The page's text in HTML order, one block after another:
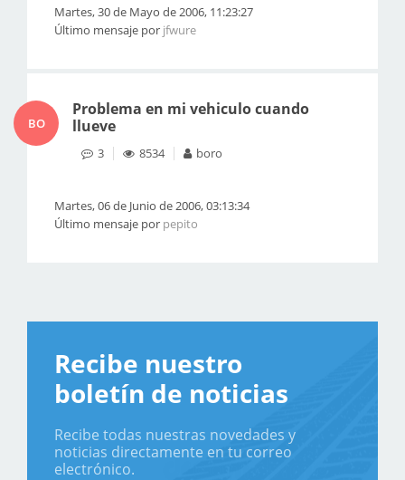
Martes, 30 de Mayo de 2006, 11:23:27
Último mensaje por jfwure
BO
Problema en mi vehiculo cuando
llueve
3 8534 boro
Martes, 06 de Junio de 2006, 03:13:34
Último mensaje por pepito
Recibe nuestro
boletín de noticias
Recibe todas nuestras novedades y
noticias directamente en tu correo
electrónico.